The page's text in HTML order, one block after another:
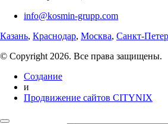
info@kosmin-grupp.com
Казань, Краснодар, Москва, Санкт-
© Copyright 2026. Все права защищены.
Создание
и
Продвижение сайтов CITYNIX